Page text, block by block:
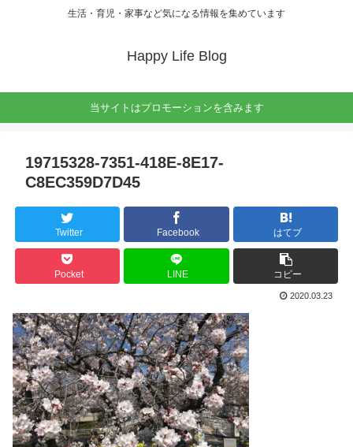
生活・育児・家事など気になる情報を集めています
Happy Life Blog
当サイトはプロモーションを含みます
19715328-7351-418E-8E17-
C8EC359D7D45
Twitter Facebook はてブ
Pocket LINE コピー
2020.03.23